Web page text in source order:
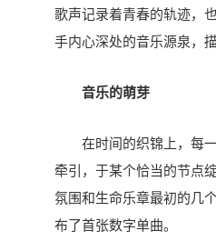
歌声记录着青春的轨迹，
手内心深处的音乐源泉，
音乐的萌芽
在时间的织锦上，每
牵引，于某个恰当的节点
氛围和生命乐章最初的几
布了首张数字单曲。